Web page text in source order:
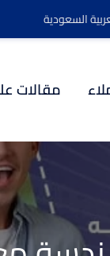
السعودية
مقالات